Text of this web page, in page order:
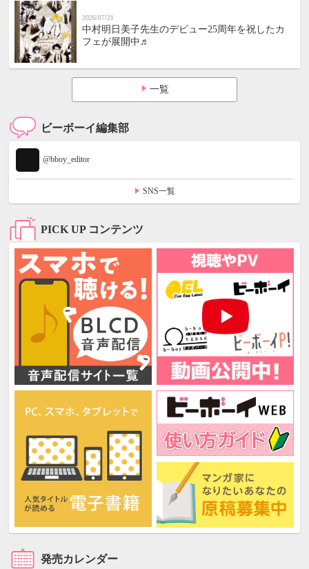
2026/07/21
中村明日美子先生のデビュー25周年を祝したカ
フェが展開中♬
一覧
ビーボーイ編集部
@bboy_editor
SNS一覧
PICK UP コンテンツ
発売カレンダー